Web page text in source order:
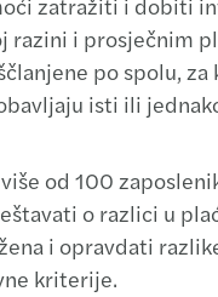
razini i prosječnim
po spolu,
isti ili
od 100
o razlici u
i opravdati
kriterije.